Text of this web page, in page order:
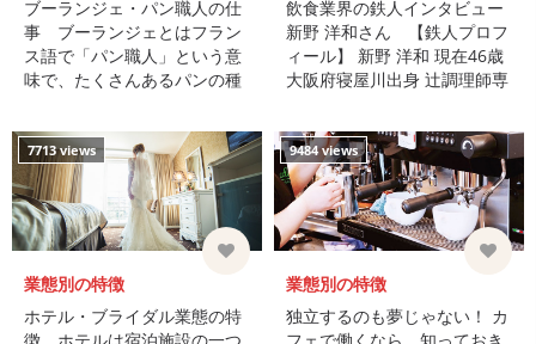
ブーランジェ・パン職人の仕
事 ブーランジェとはフラン
ス語で「パン職人」という意
味で、たくさんあるパンの種
らに気温や湿度によっ ...
飲食業界の鉄人インタビュー
新野 洋和さん 【鉄人プロフ
ィール】 新野 洋和 現在46歳
大阪府寝屋川出身 辻調理師専
キングレストランシ ...
7713 views
業態別の特徴
ホテル・ブライダル業態の特
9484 views
業態別の特徴
独立するのも夢じゃない！ カ